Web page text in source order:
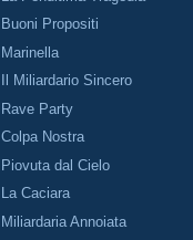
Buoni Propositi
Marinella
Il Miliardario Sincero
Rave Party
Colpa Nostra
Piovuta dal Cielo
La Caciara
Miliardaria Annoiata